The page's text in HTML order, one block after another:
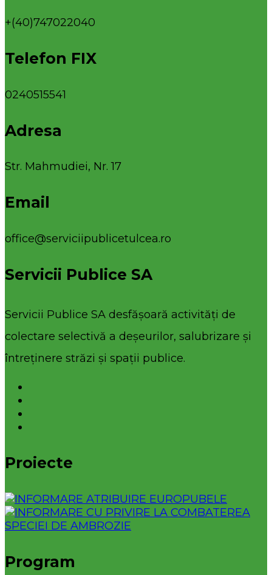
+(40)747022040
Telefon FIX
0240515541
Adresa
Str. Mahmudiei, Nr. 17
Email
office@serviciipublicetulcea.ro
Servicii Publice SA
Servicii Publice SA desfășoară activități de
colectare selectivă a deșeurilor, salubrizare și
întreținere străzi și spații publice.
Proiecte
Program